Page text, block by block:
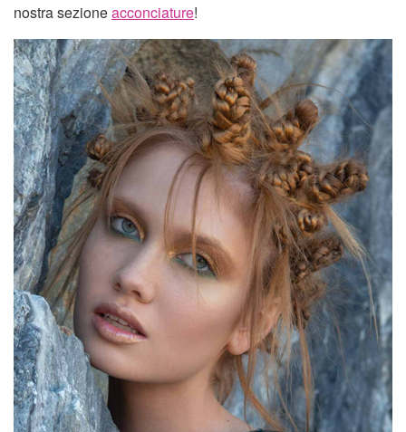
nostra sezioneacconciature!